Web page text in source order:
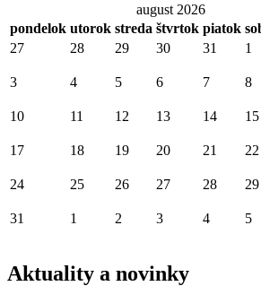
august 2026
pondelok utorok streda štvrtok piatok
27
28 29 30 31 1
3 4 5 6 7 8
10 11 12 13 14 15
17 18 19 20 21 22
24 25 26 27 28 29
31 1 2 3 4 5
Aktuality a novinky